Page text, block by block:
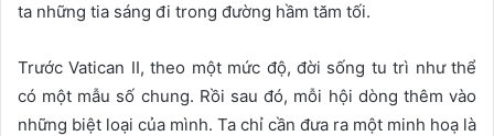
ta những tia sáng đi trong đường hầm tăm tối.
Trước Vatican II, theo một mức độ, đời sống tu trì như thể
có một mẫu số chung. Rồi sau đó, mỗi hội dòng thêm vào
những biệt loại của mình. Ta chỉ cần đưa ra một minh hoạ là